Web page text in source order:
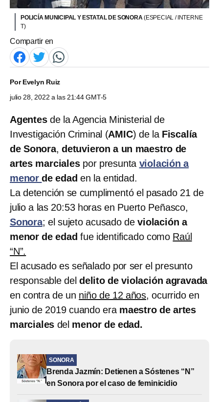
POLICÍA MUNICIPAL Y ESTATAL DE SONORA(ESPECIAL / INTERNE
T)
Compartir en
PorEvelyn Ruiz
julio 28, 2022 a las 21:44 GMT-5
Agentesde la Agencia Ministerial de
Investigación Criminal (AMIC) de la Fiscalía
de Sonora,detuvieron a un maestro de
artes marcialespor presunta violación a
menorde edaden la entidad.
La detención se cumplimentó el pasado 21 de
julio a las 20:53 horas en Puerto Peñasco,
Sonora; el sujeto acusado deviolación a
menor de edad fue identificado como Raúl
“N”.
El acusado es señalado por ser el presunto
responsable deldelito de violación agravada
en contra de un niño de 12 años, ocurrido en
junio de 2019 cuando era maestro de artes
marciales del menor de edad.
SONORA
Brenda Jazmín: Detienen a Sóstenes “N”
en Sonora por el caso de feminicidio